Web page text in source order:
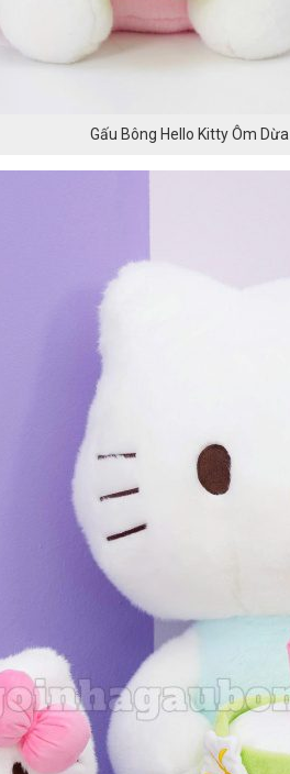
Gấu Bông Hello Kitty Ôm Dừa